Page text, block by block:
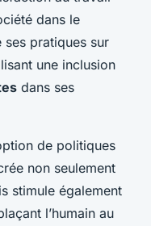
dans le
pratiques sur
une inclusion
dans ses
de politiques
non seulement
stimule également
l’humain au